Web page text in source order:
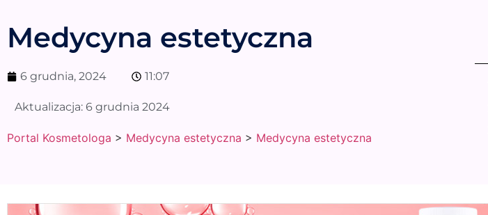
Medycyna estetyczna
6 grudnia, 2024 11:07
Aktualizacja: 6 grudnia 2024
Portal Kosmetologa > Medycyna estetyczna > Medycyna estetyczna